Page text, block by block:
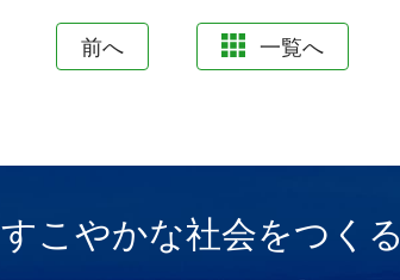
前へ 一覧へ
すこやかな社会をつくる